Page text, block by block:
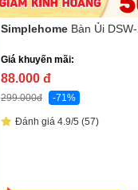
Simplehome Bàn Ủi
Giá khuyến mãi:
88.000 đ
299.000đ -71%
Đánh giá 4.9/5 (57)